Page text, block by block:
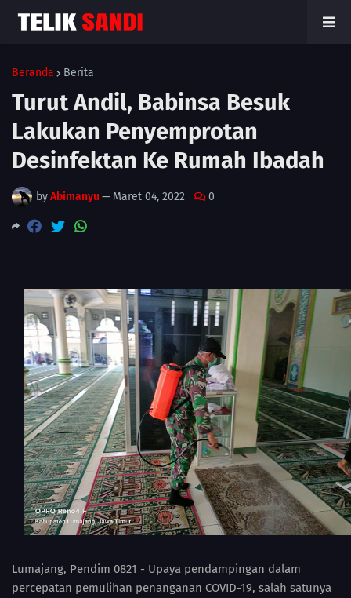
Beranda Berita
Turut Andil, Babinsa Besuk
Lakukan Penyemprotan
Desinfektan Ke Rumah Ibadah
byAbimanyu — Maret 04, 2022 0
Lumajang, Pendim 0821 - Upaya pendampingan dalam
percepatan pemulihan penanganan COVID-19, salah satunya